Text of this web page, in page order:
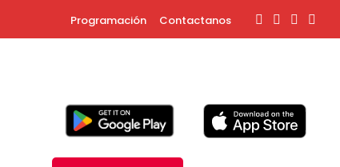
Programación Contactanos